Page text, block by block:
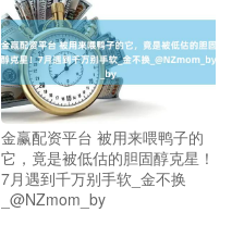
金赢配资平台 被用来喂鸭子的
它，竟是被低估的胆固醇克星！
7月遇到千万别手软_金不换
_@NZmom_by